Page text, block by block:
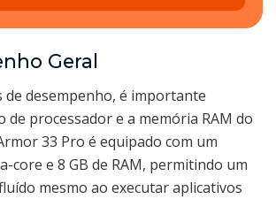
Geral
de desempenho, é importante
de processador e a memória RAM do
33 Pro é equipado com um
core e 8 GB de RAM, permitindo um
mesmo ao executar aplicativos